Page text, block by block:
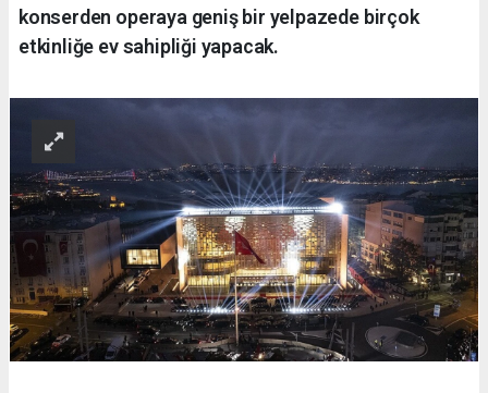
konserden operaya geniş bir yelpazede birçok
etkinliğe ev sahipliği yapacak.